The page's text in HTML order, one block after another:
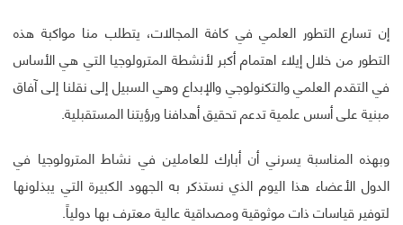
إن تسارع التطور العلمي في كافة المجالات، يتطلب منا مواكبة هذه
التطور من خلال إيلاء اهتمام أكبر لأنشطة المترولوجيا التي هي الأساس
في التقدم العلمي والتكنولوجي والإبداع وهي السبيل إلى نقلنا إلى آفاق
مبنية على أسس علمية تدعم تحقيق أهدافنا ورؤيتنا المستقبلية.
وبهذه المناسبة يسرني أن أبارك للعاملين في نشاط المترولوجيا في
الدول الأعضاء هذا اليوم الذي نستذكر به الجهود الكبيرة التي يبذلونها
لتوفير قياسات ذات موثوقية ومصداقية عالية معترف بها دولياً.